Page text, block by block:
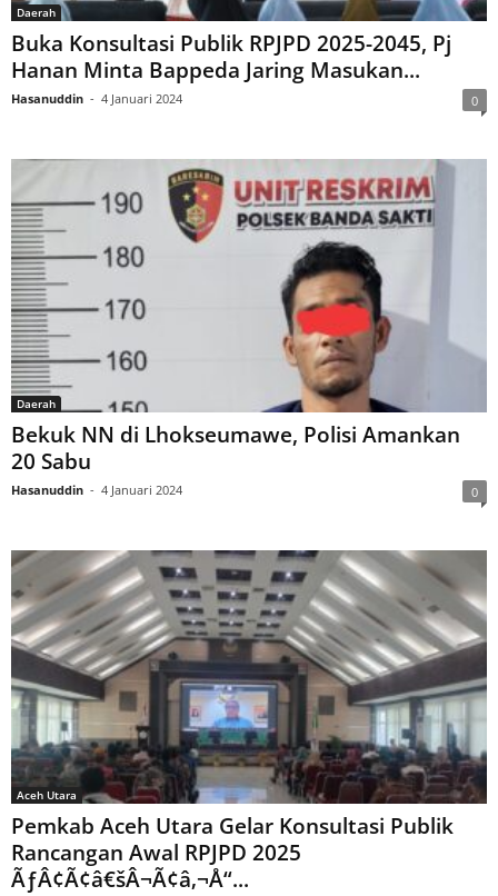
Daerah
Buka Konsultasi Publik RPJPD 2025-2045, Pj
Hanan Minta Bappeda Jaring Masukan...
Hasanuddin - 4 Januari 2024 0
Daerah
Bekuk NN di Lhokseumawe, Polisi Amankan
20 Sabu
Hasanuddin - 4 Januari 2024 0
Aceh Utara
Pemkab Aceh Utara Gelar Konsultasi Publik
Rancangan Awal RPJPD 2025
ÃƒÂ¢Ã¢â€šÂ¬Ã¢â‚¬Å“...